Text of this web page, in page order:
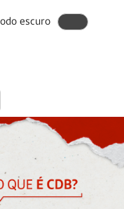
escuro